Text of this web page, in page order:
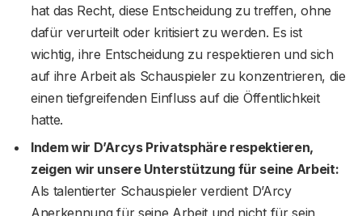
hat das Recht, diese Entscheidung zu treffen, ohne
dafür verurteilt oder kritisiert zu werden. Es ist
wichtig, ihre Entscheidung zu respektieren und sich
auf ihre Arbeit als Schauspieler zu konzentrieren, die
einen tiefgreifenden Einfluss auf die Öffentlichkeit
hatte.
Indem wir D’Arcys Privatsphäre respektieren,
zeigen wir unsere Unterstützung für seine Arbeit:
Als talentierter Schauspieler verdient D’Arcy
Anerkennung für seine Arbeit und nicht für sein